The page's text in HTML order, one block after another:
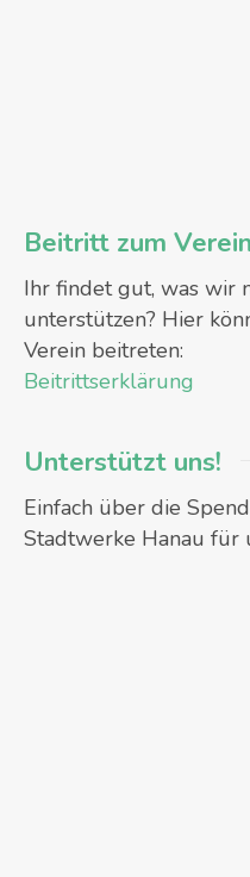
Beitritt zum Verein
Ihr findet gut, was wir
unterstützen? Hier
Verein beitreten:
Beitrittserklärung
Unterstützt uns!
Einfach über die
Stadtwerke Hanau für